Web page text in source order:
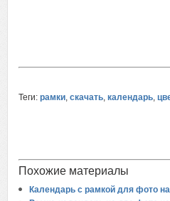
Теги: рамки, скачать, календарь,
Похожие материалы
Календарь с рамкой для фото